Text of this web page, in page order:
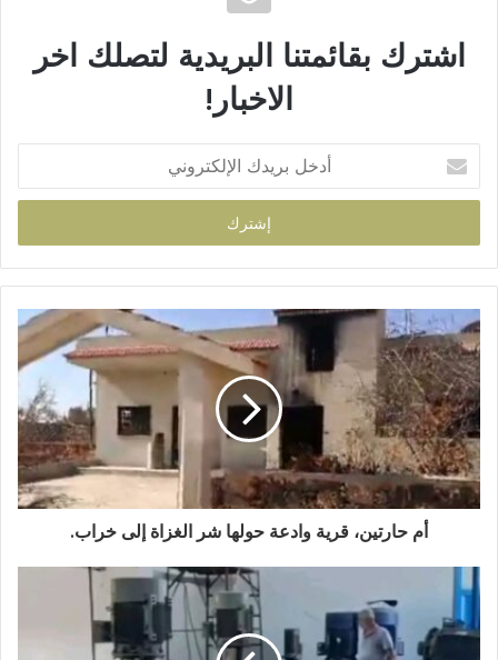
اشترك بقائمتنا البريدية لتصلك اخر
الاخبار!
أم حارتين، قرية وادعة حولها شر الغزاة إلى خراب.